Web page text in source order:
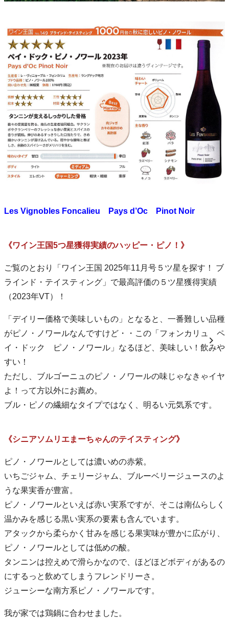
Les Vignobles Foncalieu Pays d’Oc Pinot Noir
《ワイン王国5つ星獲得実績のハッピー・ピノ！》
ご覧のとおり「ワイン王国 2025年11月号５ツ星を探す！ ブ
ラインド・テイスティング」で最高評価の５ツ星獲得実績
（2023年VT）！
「デイリー価格で美味しいもの」となると、一番難しい品種
がピノ・ノワールなんですけど・・この「フォンカリュ ペ
イ・ドック ピノ・ノワール」なるほど、美味しい！飲みや
すい！
ただし、ブルゴーニュのピノ・ノワールの味じゃなきゃイヤ
よ！って方以外にお薦め。
ブル・ピノの繊細なタイプではなく、明るい元気系です。
《シニアソムリエまーちゃんのテイスティング》
ピノ・ノワールとしては濃いめの赤紫。
いちごジャム、チェリージャム、ブルーベリージュースのよ
うな果実香が豊富。
ピノ・ノワールといえば赤い実系ですが、そこは南仏らしく
温かみを感じる黒い実系の要素も含んでいます。
アタックから柔らかく甘みを感じる果実味が豊かに広がり、
ピノ・ノワールとしては低めの酸。
タンニンは控えめで滑らかなので、ほどほどボディがあるの
にするっと飲めてしまうフレンドリーさ。
ジューシーな南方系ピノ・ノワールです。
我が家では鶏鍋に合わせました。